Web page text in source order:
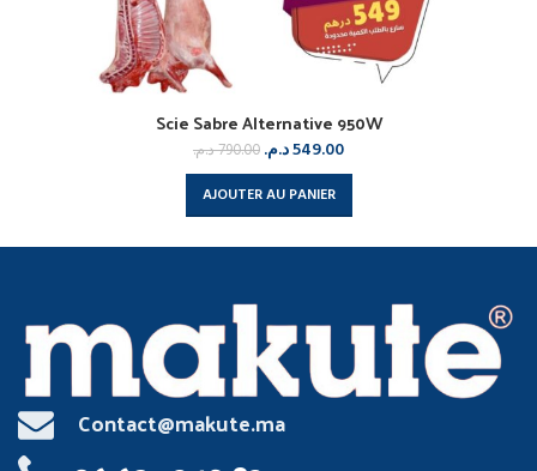
Scie Sabre Alternative 950W
790.00د.م. 549.00د.م.
AJOUTER AU PANIER
Contact@makute.ma